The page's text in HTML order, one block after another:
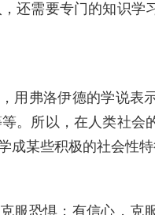
还需要专门的知识学
用弗洛伊德的学说表
。所以，在人类社会
成某些积极的社会性特
服恐惧；有信心，克